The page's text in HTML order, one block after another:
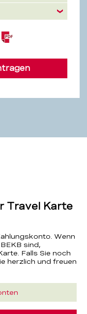
Travel Karte
Wenn
sind,
Falls Sie noch
herzlich und freuen